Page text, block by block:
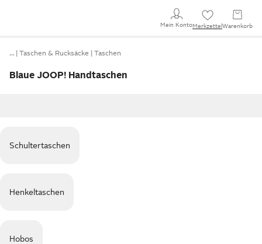
Mein KontoMerkzettel Warenkorb
… Taschen & Rucksäcke Taschen
Blaue JOOP! Handtaschen
Schultertaschen
Henkeltaschen
Hobos